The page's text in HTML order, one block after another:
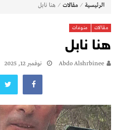
الرئيسية ⁄ مقالات ⁄ هنا نابل
مقالات منوعات
هنا نابل
Abdo Alshrbinee نوفمبر 12, 2025